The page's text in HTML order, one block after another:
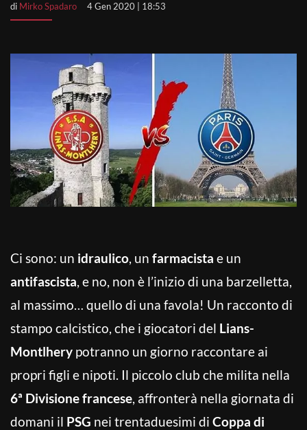
di Mirko Spadaro 4 Gen 2020 | 18:53
Ci sono: un idraulico, un farmacista e un
antifascista, e no, non è l’inizio di una barzelletta,
al massimo… quello di una favola! Un racconto di
stampo calcistico, che i giocatori del Lians-
Montlhery potranno un giorno raccontare ai
propri figli e nipoti. Il piccolo club che milita nella
6ª Divisione francese, affronterà nella giornata di
domani il PSG nei trentaduesimi di Coppa di